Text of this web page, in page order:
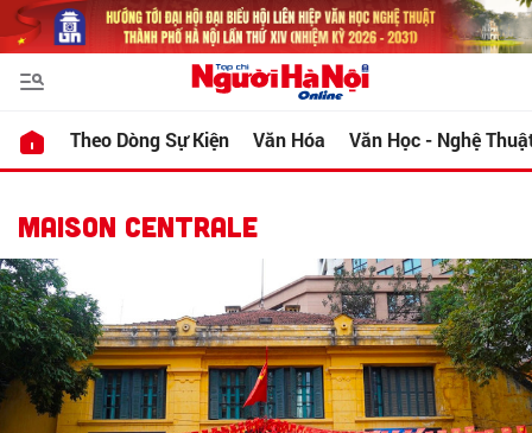
Theo Dòng Sự Kiện Văn Hóa Văn Học - Nghệ
MAISON CENTRALE